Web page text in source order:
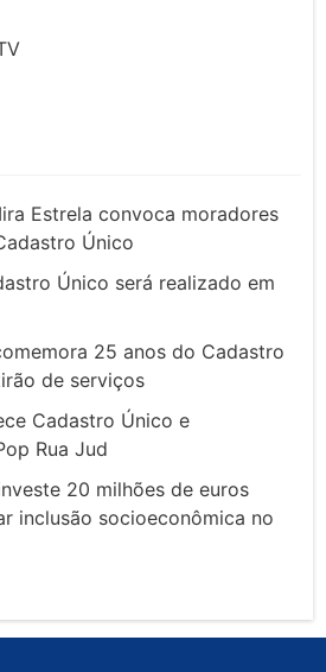
Estrela convoca moradores
Único
Único será realizado em
25 anos do Cadastro
de serviços
Cadastro Único e
Rua Jud
20 milhões de euros
inclusão socioeconômica no